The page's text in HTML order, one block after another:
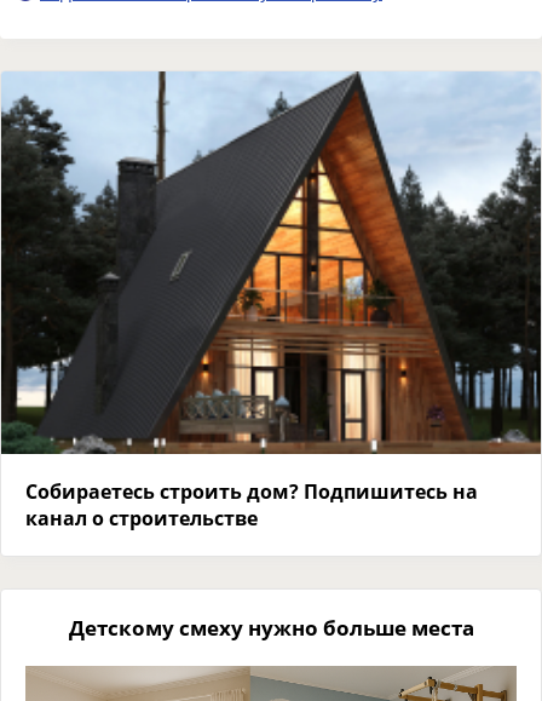
Собираетесь строить дом? Подпишитесь на
канал о строительстве
Детскому смеху нужно больше места